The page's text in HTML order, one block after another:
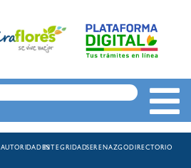
AUTORIDADESINTEGRIDADSERENAZGODIRECTORIO